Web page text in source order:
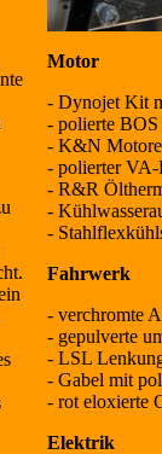
Motor
- Dynojet Kit
- polierte
- K&N
- polierter
- R&R
-
-
Fahrwerk
- verchromte
- gepulverte
- LSL
- Gabel mit
- rot eloxierte
Elektrik